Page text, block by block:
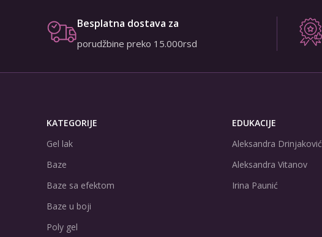
Besplatna dostava za
porudžbine preko 15.000rsd
KATEGORIJE
Gel lak
Baze
Baze sa efektom
Baze u boji
Poly gel
EDUKACIJE
Aleksandra Drinjaković
Aleksandra Vitanov
Irina Paunić